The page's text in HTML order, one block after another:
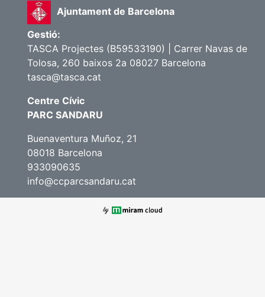
Ajuntament de Barcelona
Gestió:
TASCA Projectes (B59533190) | Carrer Navas de
Tolosa, 260 baixos 2a 08027 Barcelona
tasca@tasca.cat
Centre Cívic
PARC SANDARU
Buenaventura Muñoz, 21
08018 Barcelona
933090635
info@ccparcsandaru.cat